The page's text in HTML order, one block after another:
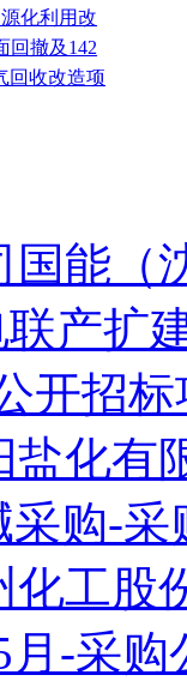
化利用改
回撤及142
回收改造项
国能（
产扩
开招
盐化有
采购-采
化工股
月-采购